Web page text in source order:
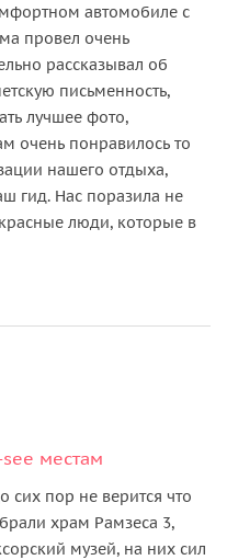
автомобиле с
провел очень
рассказывал об
письменность,
лучшее фото,
очень понравилось то
нашего отдыха,
гид. Нас поразила не
люди, которые в
местам
сих пор не верится что
храм Рамзеса 3,
музей, на них сил